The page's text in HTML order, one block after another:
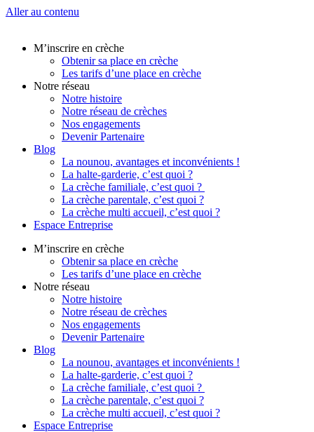
Aller au contenu
M’inscrire en crèche
Obtenir sa place en crèche
Les tarifs d’une place en crèche
Notre réseau
Notre histoire
Notre réseau de crèches
Nos engagements
Devenir Partenaire
Blog
La nounou, avantages et inconvénients !
La halte-garderie, c’est quoi ?
La crèche familiale, c’est quoi ?
La crèche parentale, c’est quoi ?
La crèche multi accueil, c’est quoi ?
Espace Entreprise
M’inscrire en crèche
Obtenir sa place en crèche
Les tarifs d’une place en crèche
Notre réseau
Notre histoire
Notre réseau de crèches
Nos engagements
Devenir Partenaire
Blog
La nounou, avantages et inconvénients !
La halte-garderie, c’est quoi ?
La crèche familiale, c’est quoi ?
La crèche parentale, c’est quoi ?
La crèche multi accueil, c’est quoi ?
Espace Entreprise